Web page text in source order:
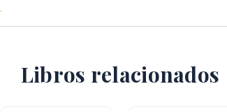
Libros relacionados